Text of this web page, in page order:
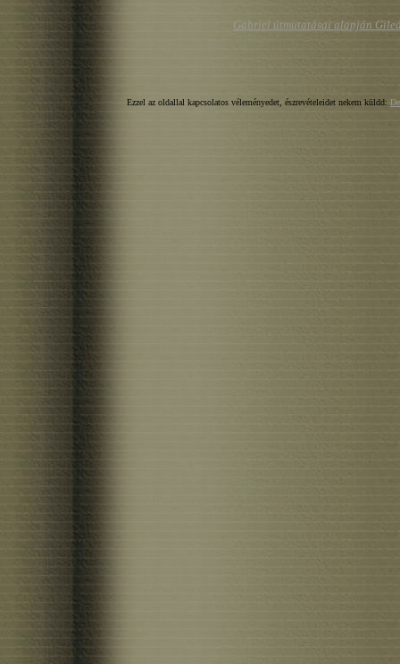
Gabriel útmutatásai alapján
Ezzel az oldallal kapcsolatos véleményedet, észrevételeidet nekem küldd: